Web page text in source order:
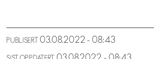
PUBLISERT 03.08.2022 - 08:43